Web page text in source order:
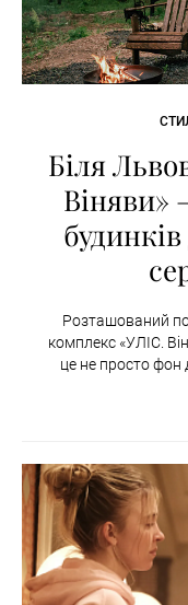
Біля
Віняви»
Розташований
комплекс «УЛІС.
це не просто фон